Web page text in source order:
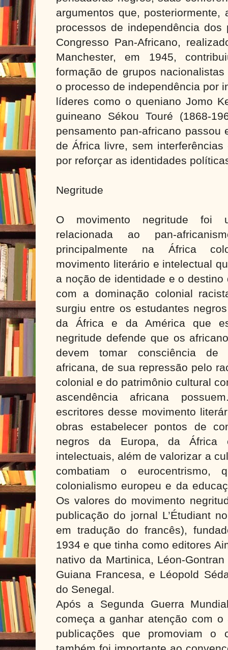
argumentos que, posteriormente,
processos de independência
Congresso Pan-Africano,
Manchester, em 1945,
formação de grupos
o processo de independência por
líderes como o queniano Jomo
guineano Sékou Touré (1868-
pensamento pan-africano passou
de África livre, sem
por reforçar as identidades
Negritude
O movimento negritude foi
relacionada ao pan-
principalmente na África
movimento literário e intelectual
a noção de identidade e o
com a dominação colonial
surgiu entre os estudantes
da África e da América que
negritude defende que os
devem tomar consciência de
africana, de sua repressão pelo
colonial e do patrimônio cultural
ascendência africana
escritores desse movimento
obras estabelecer pontos de
negros da Europa, da África
intelectuais, além de valorizar a
combatiam o eurocentrismo,
colonialismo europeu e da
Os valores do movimento
publicação do jornal L’Étudiant
em tradução do francês),
1934 e que tinha como editores
nativo da Martinica, Léon-
Guiana Francesa, e Léopold
do Senegal.
Após a Segunda Guerra
começa a ganhar atenção com o
publicações que promoviam o